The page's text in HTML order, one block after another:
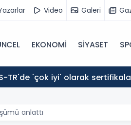
Video Galeri
EKONOMİ SİYASET
TR'de 'çok iyi' olarak
anlattı